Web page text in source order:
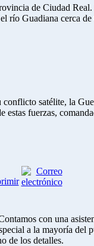
de Ciudad
río Guadiana cerca
satélite, la
fuerzas,
con una
a la mayoría del
de los detalles.